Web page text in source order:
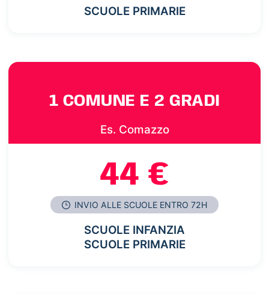
SCUOLE PRIMARIE
1 COMUNE E 2 GRADI
Es. Comazzo
44 €
INVIO ALLE SCUOLE ENTRO 72H
SCUOLE INFANZIA
SCUOLE PRIMARIE